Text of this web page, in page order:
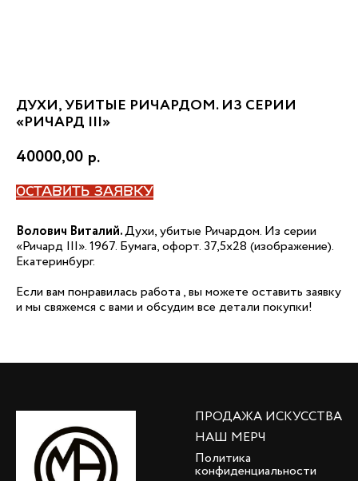
ДУХИ, УБИТЫЕ РИЧАРДОМ. ИЗ СЕРИИ
«РИЧАРД III»
40000,00 р.
ОСТАВИТЬ ЗАЯВКУ
Волович Виталий.Духи, убитые Ричардом. Из серии
«Ричард III». 1967. Бумага, офорт. 37,5х28 (изображение).
Екатеринбург.
Если вам понравилась работа , вы можете оставить заявку
и мы свяжемся с вами и обсудим все детали покупки!
ПРОДАЖА ИСКУССТВА
НАШ МЕРЧ
Политика
конфиденциальности